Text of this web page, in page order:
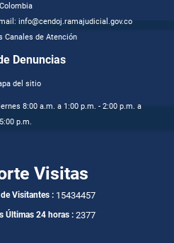
Colombia
info@cendoj.ramajudicial.gov.co
Canales de Atención
Denuncias
del sitio
8:00 a.m. a 1:00 p.m. - 2:00 p.m. a
5:00 p.m.
Visitas
Visitantes : 15434457
Últimas 24 horas : 2377